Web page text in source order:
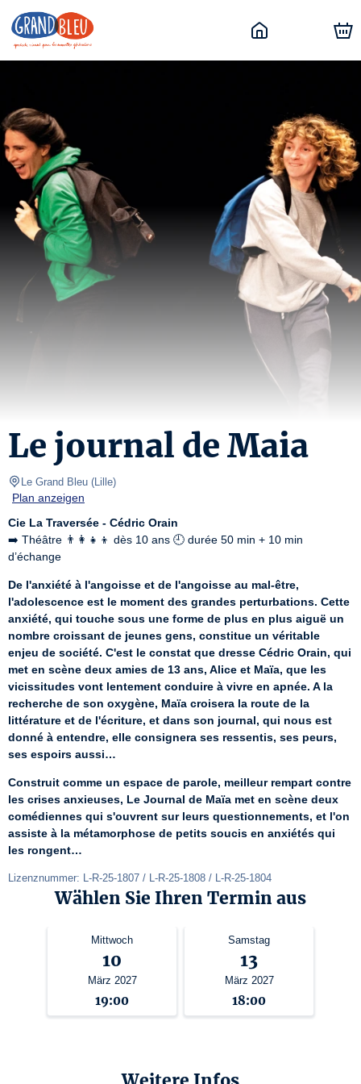
Le journal de Maia
Le Grand Bleu (Lille)
Plan anzeigen
Cie La Traversée - Cédric Orain
➡️ Théâtre 👨‍👩‍👧‍👦 dès 10 ans 🕘 durée 50 min + 10 min
d’échange
De l'anxiété à l'angoisse et de l'angoisse au mal-être,
l'adolescence est le moment des grandes perturbations. Cette
anxiété, qui touche sous une forme de plus en plus aiguë un
nombre croissant de jeunes gens, constitue un véritable
enjeu de société. C'est le constat que dresse Cédric Orain, qui
met en scène deux amies de 13 ans, Alice et Maïa, que les
vicissitudes vont lentement conduire à vivre en apnée. A la
recherche de son oxygène, Maïa croisera la route de la
littérature et de l'écriture, et dans son journal, qui nous est
donné à entendre, elle consignera ses ressentis, ses peurs,
ses espoirs aussi…
Construit comme un espace de parole, meilleur rempart contre
les crises anxieuses, Le Journal de Maïa met en scène deux
comédiennes qui s'ouvrent sur leurs questionnements, et l'on
assiste à la métamorphose de petits soucis en anxiétés qui
les rongent…
Lizenznummer: L-R-25-1807 / L-R-25-1808 / L-R-25-1804
Wählen Sie Ihren Termin aus
Mittwoch
10
März 2027
19:00
Samstag
13
März 2027
18:00